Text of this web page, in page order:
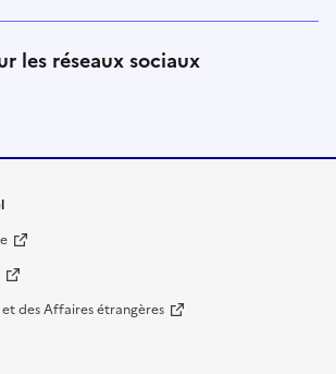
les réseaux sociaux
de page
des Affaires étrangères